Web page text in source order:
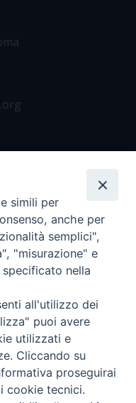
96600690588- Tutti i
Credits
simili per
anche per
semplici",
"misurazione" e
nella
all'utilizzo dei
puoi avere
utilizzati e
Cliccando su
proseguirai
cookie tecnici.